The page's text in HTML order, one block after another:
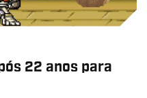
22 anos para